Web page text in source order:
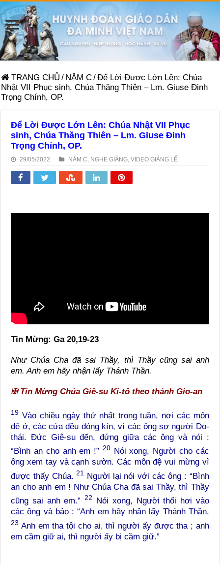
TRANG CHỦ / NĂM C/Để Lời Được Lớn Lên: Chúa
Nhật VII Phục sinh, Chúa Thăng Thiên – Lm. Giuse Đinh
Trọng Chính, OP.
Để Lời Được Lớn Lên: Chúa Nhật VII Phục
sinh, Chúa Thăng Thiên – Lm. Giuse Đinh
Trọng Chính, OP.
29/05/2022 NĂM C NGHE GIẢNG ,VIDEO GIẢNG LỄ
Tin Mừng: Ga 20,19-23
Như Chúa Cha đã sai Thầy, thì Thầy cũng sai anh
em. Anh em hãy nhận lấy Thánh Thần.
✠Tin Mừng Chúa Giê-su Ki-tô theo thánh Gio-an
19 Vào chiều ngày thứ nhất trong tuần, nơi các môn
đệ ở, các cửa đều đóng kín, vì các ông sợ người Do-
thái. Đức Giê-su đến, đứng giữa các ông và nói :
“Bình an cho anh em !” 20Nói xong, Người cho các
ông xem tay và cạnh sườn. Các môn đệ vui mừng vì
được thấy Chúa.21
Người lại nói với các ông : “Bình
an cho anh em ! Như Chúa Cha đã sai Thầy, thì Thầy
cũng sai anh em.”22
Nói xong, Người thổi hơi vào
các ông và bảo : “Anh em hãy nhận lấy Thánh Thần.
23 Anh em tha tội cho ai, thì người ấy được tha ; anh
em cầm giữ ai, thì người ấy bị cầm giữ.”